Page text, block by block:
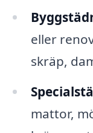
eller
skräp,
mattor,